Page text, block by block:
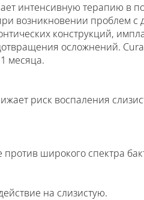
интенсивную терапию в
возникновении проблем с
конструкций,
осложнений.
месяца.
риск воспаления
широкого спектра
на слизистую.